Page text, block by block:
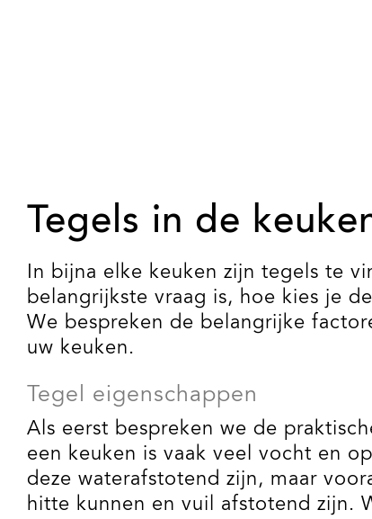
Tegels in de
In bijna elke keuken zijn tegels te
belangrijkste vraag is, hoe kies je
We bespreken de belangrijke
uw keuken.
Tegel eigenschappen
Als eerst bespreken we de
een keuken is vaak veel vocht en
deze waterafstotend zijn, maar
hitte kunnen en vuil afstotend zijn.